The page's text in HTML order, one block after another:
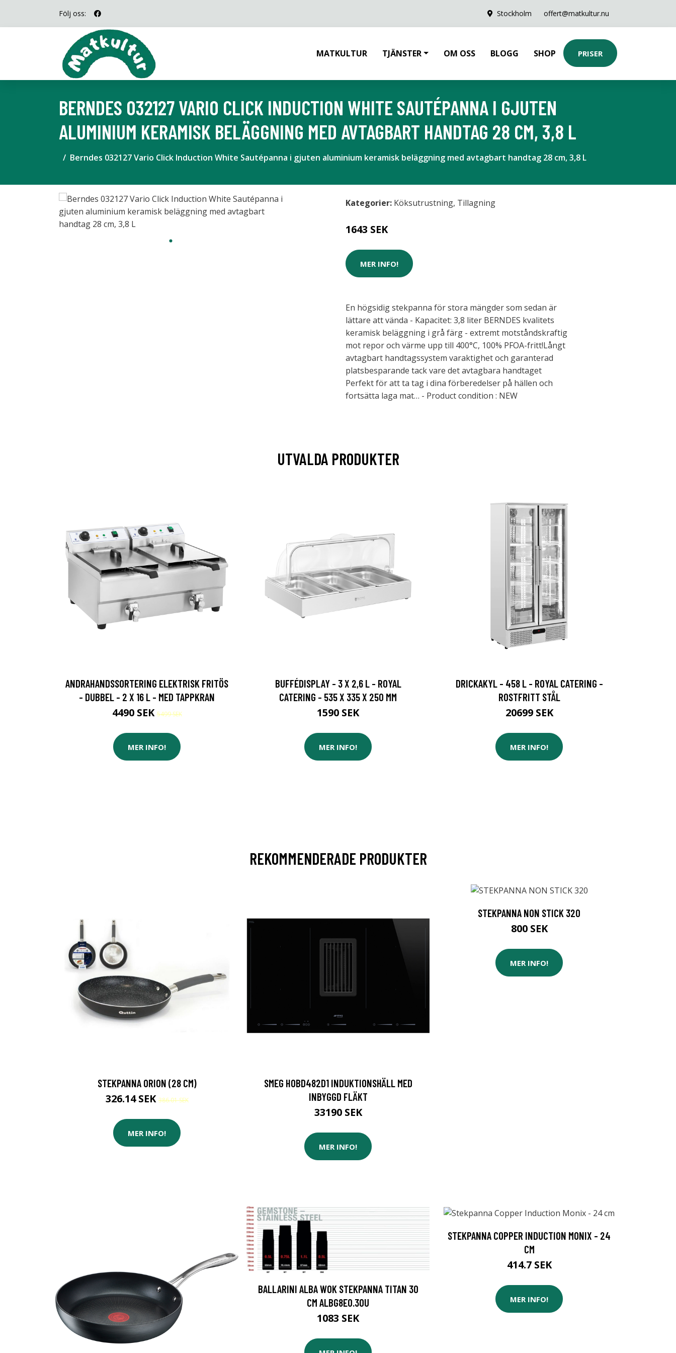
Följ oss: Stockholm offert@matkultur.nu
MATKULTUR TJÄNSTER OM OSS BLOGG SHOP PRISER
BERNDES 032127 VARIO CLICK INDUCTION WHITE SAUTÉPANNA I GJUTEN
ALUMINIUM KERAMISK BELÄGGNING MED AVTAGBART HANDTAG 28 CM, 3,8 L
Berndes 032127 Vario Click Induction White Sautépanna i gjuten aluminium keramisk beläggning med avtagbart handtag 28 cm, 3,8 L
Kategorier: Köksutrustning, Tillagning
1643 SEK
MER INFO!
En högsidig stekpanna för stora mängder som sedan är
lättare att vända - Kapacitet: 3,8 liter BERNDES kvalitets
keramisk beläggning i grå färg - extremt motståndskraftig
mot repor och värme upp till 400°C, 100% PFOA-fritt!Långt
avtagbart handtagssystem varaktighet och garanterad
platsbesparande tack vare det avtagbara handtaget
Perfekt för att ta tag i dina förberedelser på hällen och
fortsätta laga mat… - Product condition : NEW
UTVALDA PRODUKTER
ANDRAHANDSSORTERING ELEKTRISK FRITÖS
- DUBBEL - 2 X 16 L - MED TAPPKRAN
4490 SEK5499 SEK
MER INFO!
BUFFÉDISPLAY - 3 X 2,6 L - ROYAL
CATERING - 535 X 335 X 250 MM
1590 SEK
MER INFO!
DRICKAKYL - 458 L - ROYAL CATERING -
ROSTFRITT STÅL
20699 SEK
MER INFO!
REKOMMENDERADE PRODUKTER
STEKPANNA ORION (28 CM)
326.14 SEK386.01 SEK
MER INFO!
SMEG HOBD482D1 INDUKTIONSHÄLL MED
INBYGGD FLÄKT
33190 SEK
MER INFO!
STEKPANNA NON STICK 320
800 SEK
MER INFO!
BALLARINI ALBA WOK STEKPANNA TITAN 30
CM ALBG8E0.30U
1083 SEK
STEKPANNA COPPER INDUCTION MONIX - 24
CM
414.7 SEK
MER INFO!